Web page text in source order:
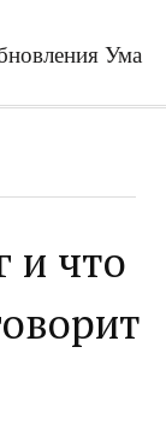
Ума
и что